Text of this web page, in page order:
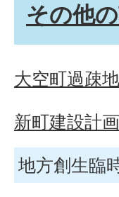
その他
大空町過疎
新町建設計画
地方創生臨